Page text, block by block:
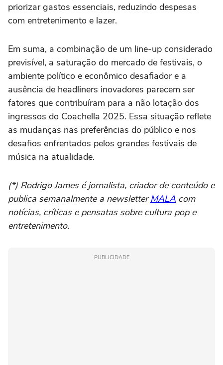
priorizar gastos essenciais, reduzindo despesas
com entretenimento e lazer.
Em suma, a combinação de um line-up considerado
previsível, a saturação do mercado de festivais, o
ambiente político e econômico desafiador e a
ausência de headliners inovadores parecem ser
fatores que contribuíram para a não lotação dos
ingressos do Coachella 2025. Essa situação reflete
as mudanças nas preferências do público e nos
desafios enfrentados pelos grandes festivais de
música na atualidade.
(*) Rodrigo James é jornalista, criador de conteúdo e
publica semanalmente a newsletterMALA com
notícias, críticas e pensatas sobre cultura pop e
entretenimento.
PUBLICIDADE